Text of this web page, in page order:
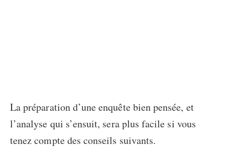
La préparation d’une enquête bien pensée, et
l’analyse qui s’ensuit, sera plus facile si vous
tenez compte des conseils suivants.